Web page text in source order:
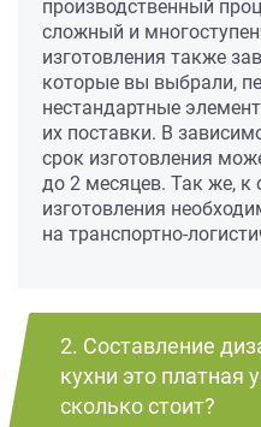
производственный
сложный и
изготовления также
которые вы выбрали,
нестандартные
их поставки. В
срок изготовления
до 2 месяцев. Так же, к
изготовления
на транспортно-
2. Составление
кухни это платная
сколько стоит?